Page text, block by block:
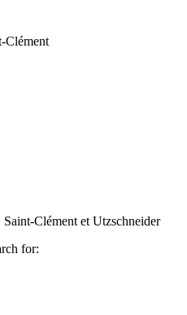
Clément
Clément et Utzschneider
for: